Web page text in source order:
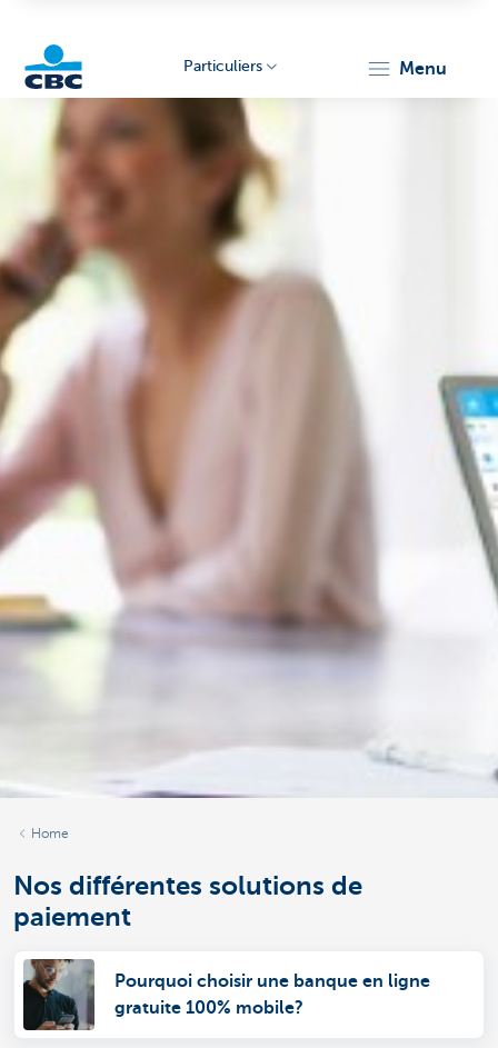
Particulieren
Particuliers menu
Home
Nos différentes solutions de
paiement
Pourquoi choisir une banque en ligne
gratuite 100% mobile?